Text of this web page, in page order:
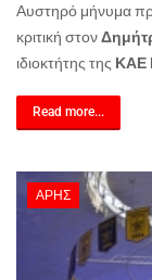
Αυστηρό μήνυμα
κριτική στον
ιδιοκτήτης της ΚΑΕ
Read more...
ΑΡΗΣ